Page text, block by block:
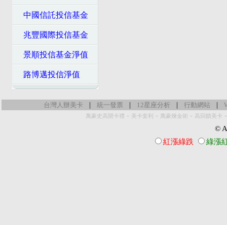
中國信託投信基金
兆豐國際投信基金
景順投信基金淨值
路博邁投信淨值
台灣人辦美卡 | 統一發票 | 12星座分析 | 行動網站 |
萬豪史高開卡禮 - 美卡套利 - 萬豪煉金術 - 高回饋美卡
©
紅漲綠跌
綠漲